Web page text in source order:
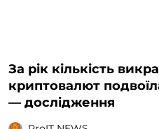
За рік кількість
криптовалют
— дослідження